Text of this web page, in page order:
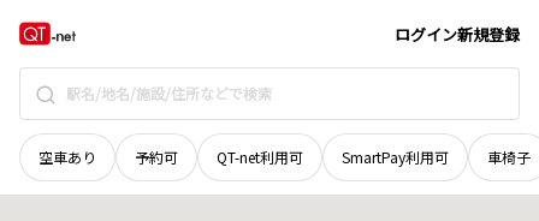
ログイン新規登録
空車あり 予約可 QT-net利用可 SmartPay利用可 車椅子
広島県